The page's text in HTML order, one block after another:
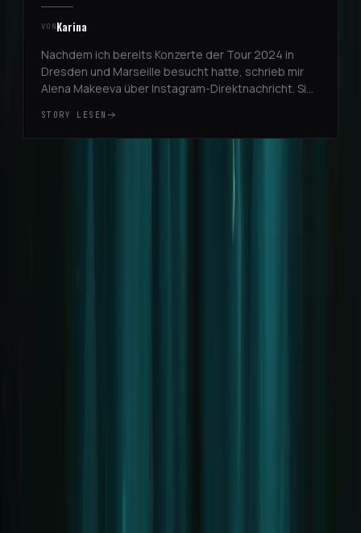
VONKarina
Nachdem ich bereits Konzerte der Tour 2024 in
Dresden und Marseille besucht hatte, schrieb mir
Alena Makeeva über Instagram-Direktnachricht. Sie
und ob ich Interesse hä...
STORY LESEN